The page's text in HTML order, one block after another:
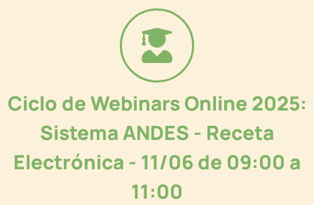
Ciclo de Webinars Online 2025:
Sistema ANDES - Receta
Electrónica - 11/06 de 09:00 a
11:00